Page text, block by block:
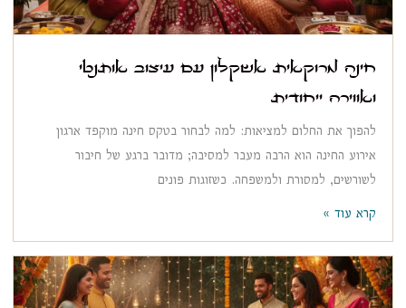
חינה מרוקאית אשקלון עם עיצוב אותנטי
ואווירה ייחודית
להפוך את החלום למציאות: למה לבחור בטקס חינה מוקפד ארגון
אירוע החינה הוא הרבה מעבר למסיבה; מדובר ברגע של חיבור
לשורשים, למסורת ולמשפחה. כשזוגות פונים
קרא עוד »